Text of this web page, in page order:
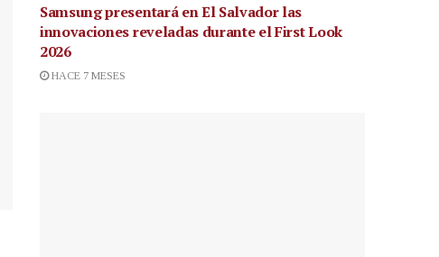
Samsung presentará en El Salvador las
innovaciones reveladas durante el First Look
2026
HACE 7 MESES